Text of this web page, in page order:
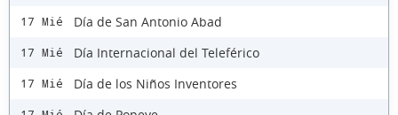
17 Mié Día de San Antonio Abad
17 Mié Día Internacional del Teleférico
17 Mié Día de los Niños Inventores